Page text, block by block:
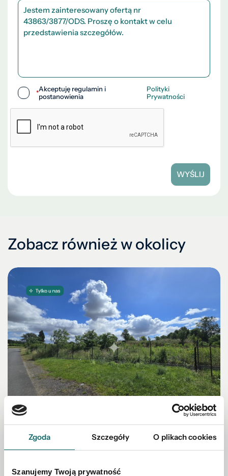
Zgoda Szczegóły O plikach cookies
Szanujemy Twoją prywatność
*Akceptuję regulamin i
postanowienia
Polityki
Prywatności
WYŚLIJ
Zobacz również w okolicy
DZIAŁKA NA SPRZEDAŻ